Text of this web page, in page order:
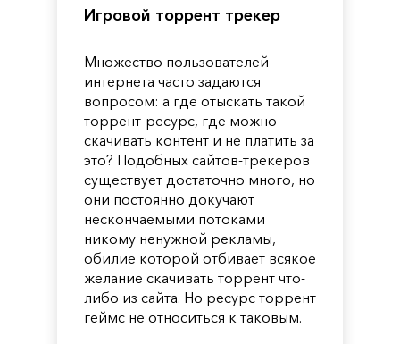
Игровой торрент трекер
Множество пользователей
интернета часто задаются
вопросом: а где отыскать такой
торрент-ресурс, где можно
скачивать контент и не платить за
это? Подобных сайтов-трекеров
существует достаточно много, но
они постоянно докучают
нескончаемыми потоками
никому ненужной рекламы,
обилие которой отбивает всякое
желание скачивать торрент что-
либо из сайта. Но ресурс торрент
геймс не относиться к таковым.